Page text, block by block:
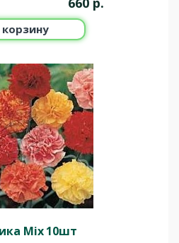
корзину
Mix 10шт